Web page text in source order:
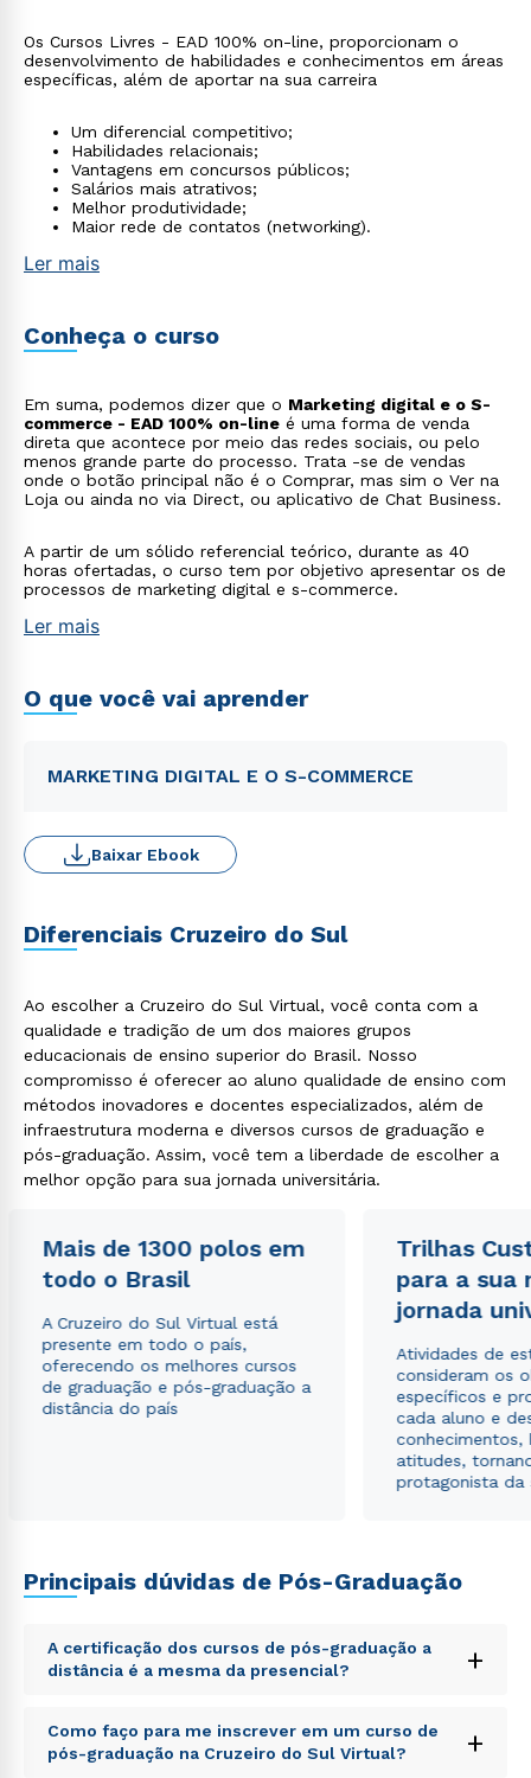
Os Cursos Livres - EAD 100% on-line, proporcionam o
desenvolvimento de habilidades e conhecimentos em áreas
específicas, além de aportar na sua carreira
Um diferencial competitivo;
Habilidades relacionais;
Vantagens em concursos públicos;
Salários mais atrativos;
Melhor produtividade;
Maior rede de contatos (networking).
Ler mais
Conheça o curso
Em suma, podemos dizer que o Marketing digital e o S-
commerce - EAD 100% on-line é uma forma de venda
direta que acontece por meio das redes sociais, ou pelo
menos grande parte do processo. Trata -se de vendas
onde o botão principal não é o Comprar, mas sim o Ver na
Loja ou ainda no via Direct, ou aplicativo de Chat Business.
A partir de um sólido referencial teórico, durante as 40
horas ofertadas, o curso tem por objetivo apresentar os de
processos de marketing digital e s-commerce.
Ler mais
O que você vai aprender
MARKETING DIGITAL E O S-COMMERCE
Baixar Ebook
Diferenciais Cruzeiro do Sul
Ao escolher a Cruzeiro do Sul Virtual, você conta com a
qualidade e tradição de um dos maiores grupos
educacionais de ensino superior do Brasil. Nosso
compromisso é oferecer ao aluno qualidade de ensino com
métodos inovadores e docentes especializados, além de
infraestrutura moderna e diversos cursos de graduação e
pós-graduação. Assim, você tem a liberdade de escolher a
melhor opção para sua jornada universitária.
Mais de 1300 polos em
todo o Brasil
A Cruzeiro do Sul Virtual está
presente em todo o país,
oferecendo os melhores cursos
de graduação e pós-graduação a
distância do país
Trilhas
para a sua
jornada
Atividades de
consideram os
específicos e
cada aluno e
conhecimentos,
atitudes,
protagonista da
Principais dúvidas de Pós-Graduação
A certificação dos cursos de pós-graduação a
distância é a mesma da presencial?
+
Sed ut perspiciatis unde omnis iste natus error sit
voluptatem accusantium doloremque laudantium,
totam rem aperiam, eaque ipsa quae ab illo inventore
Como faço para me inscrever em um curso de
pós-graduação na Cruzeiro do Sul Virtual?
+
Rápido e fácil
WhatsApp
ou